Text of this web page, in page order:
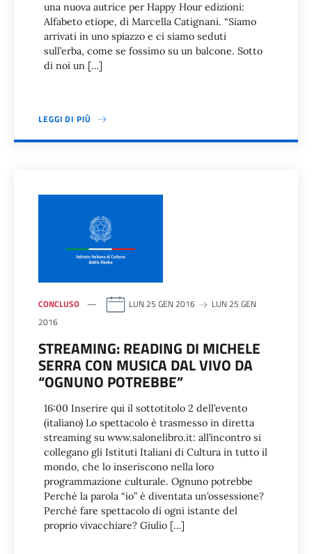
una nuova autrice per Happy Hour edizioni:
Alfabeto etiope, di Marcella Catignani. “Siamo
arrivati in uno spiazzo e ci siamo seduti
sull’erba, come se fossimo su un balcone. Sotto
di noi un […]
LEGGI DI PIÙ
CONCLUSO LUN 25 GEN 2016
LUN 25 GEN
2016
STREAMING: READING DI MICHELE
SERRA CON MUSICA DAL VIVO DA
“OGNUNO POTREBBE”
16:00 Inserire qui il sottotitolo 2 dell’evento
(italiano) Lo spettacolo è trasmesso in diretta
streaming su www.salonelibro.it: all’incontro si
collegano gli Istituti Italiani di Cultura in tutto il
mondo, che lo inseriscono nella loro
programmazione culturale. Ognuno potrebbe
Perché la parola “io” è diventata un’ossessione?
Perché fare spettacolo di ogni istante del
proprio vivacchiare? Giulio […]